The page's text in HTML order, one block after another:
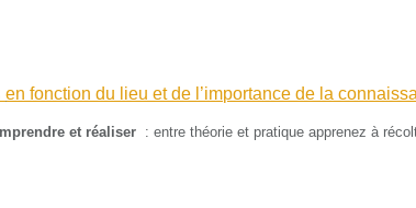
en fonction du lieu et de l’importance de la
et réaliser :entre théorie et pratique apprenez à